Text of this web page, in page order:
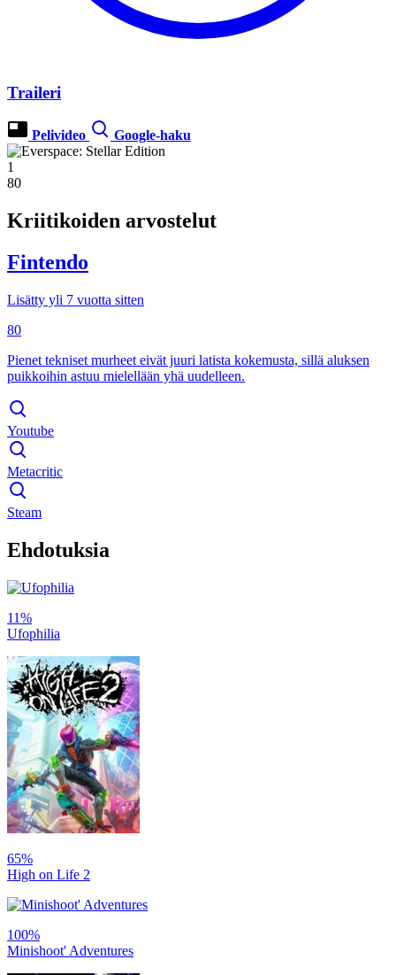
Traileri
Pelivideo Google-haku
1
80
Kriitikoiden arvostelut
Fintendo
Lisätty yli 7 vuotta sitten
80
Pienet tekniset murheet eivät juuri latista kokemusta, sillä aluksen
puikkoihin astuu mielellään yhä uudelleen.
Youtube
Metacritic
Steam
Ehdotuksia
11%
Ufophilia
65%
High on Life 2
100%
Minishoot' Adventures